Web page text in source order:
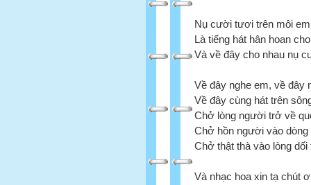
Nụ cười tươi trên môi
Là tiếng hát hân hoan
Và về đây cho nhau nụ
Về đây nghe em, về đây
Về đây cùng hát trên
Chở lòng người trở về
Chở hồn người vào dòng
Chở thật thà vào lòng dối
Và nhạc hoa xin tạ chút